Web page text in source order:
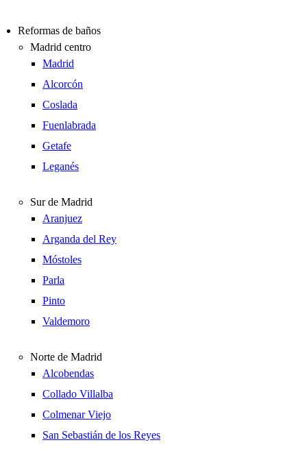
Reformas de baños
Madrid centro
Madrid
Alcorcón
Coslada
Fuenlabrada
Getafe
Leganés
Sur de Madrid
Aranjuez
Arganda del Rey
Móstoles
Parla
Pinto
Valdemoro
Norte de Madrid
Alcobendas
Collado Villalba
Colmenar Viejo
San Sebastián de los Reyes